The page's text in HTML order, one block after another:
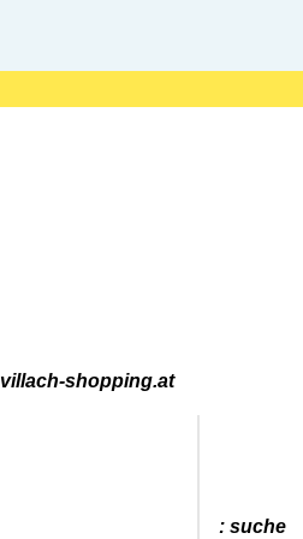
villach-shopping.at
suche